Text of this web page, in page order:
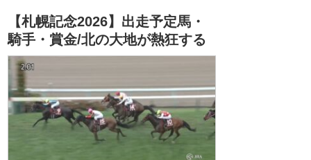
【札幌記念2026】出走予定馬・
騎手・賞金/北の大地が熱狂する